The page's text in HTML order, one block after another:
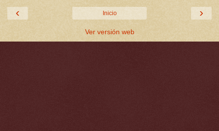
‹ ›
Inicio
Ver versión web